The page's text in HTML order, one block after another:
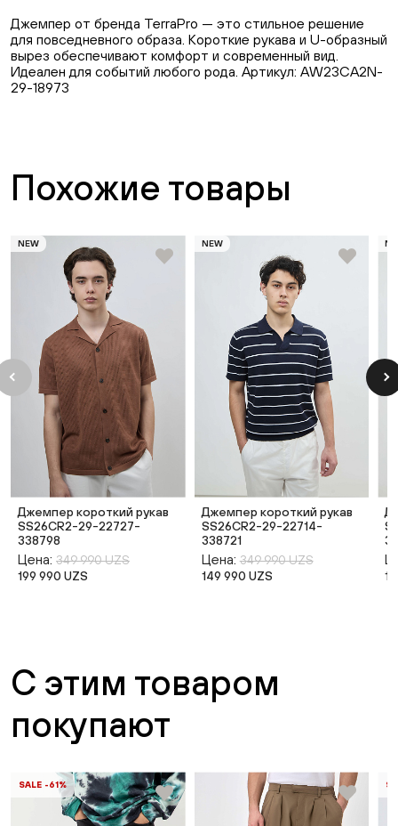
Джемпер от бренда TerraPro — это стильное решение
для повседневного образа. Короткие рукава и U-образный
вырез обеспечивают комфорт и современный вид.
Идеален для событий любого рода. Артикул: AW23CA2N-
29-18973
Похожие товары
NEW
Джемпер короткий рукав
SS26CR2-29-22727-
338798
Цена: 349 990 UZS
199 990 UZS
NEW
Джемпер короткий рукав
SS26CR2-29-22714-
338721
Цена: 349 990 UZS
149 990 UZS
С этим товаром
покупают
SALE -61%